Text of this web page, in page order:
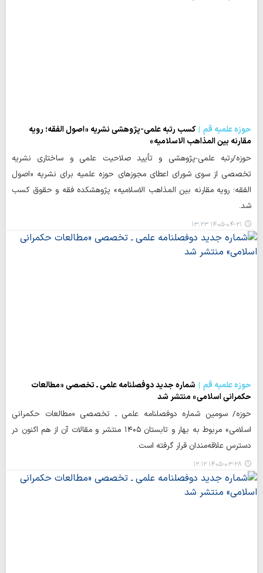
حوزه علمیه قم
کسب رتبه علمی-پژوهشی نشریه «اصول الفقه؛ رویه
مقارنه بین المذاهب الاسلامیه»
حوزه/رتبه علمی-پژوهشی و تأیید صلاحیت علمی و ساختاری نشریه
تخصصی از سوی شورای اعطای مجوزهای حوزه علمیه برای نشریه «اصول
الفقه؛ رویه مقارنه بین المذاهب الاسلامیه» پژوهشکده فقه و حقوق کسب
شد.
۱۴۰۵-۰۴-۲۱ ۱۳:۲۳
حوزه علمیه قم
شماره جدید دوفصلنامه علمی ـ تخصصی «مطالعات
حکمرانی اسلامی» منتشر شد
حوزه/ سومین شماره دوفصلنامه علمی ـ تخصصی «مطالعات حکمرانی
اسلامی» مربوط به بهار و تابستان ۱۴۰۵ منتشر و مقالات آن از هم اکنون در
دسترس علاقه‌مندان قرار گرفته است.
۱۴۰۵-۰۳-۲۸ ۱۲:۱۲